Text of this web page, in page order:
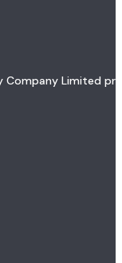
Limited